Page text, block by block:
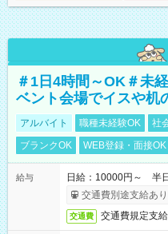
＃1日4時間～OK＃未
ベント会場でイスや机
アルバイト 職種未経験OK 社
ブランクOK
WEB登録・面接OK
給与
日給：10000円～ 半
交通費別途支給あり
交通費 交通費規定支給